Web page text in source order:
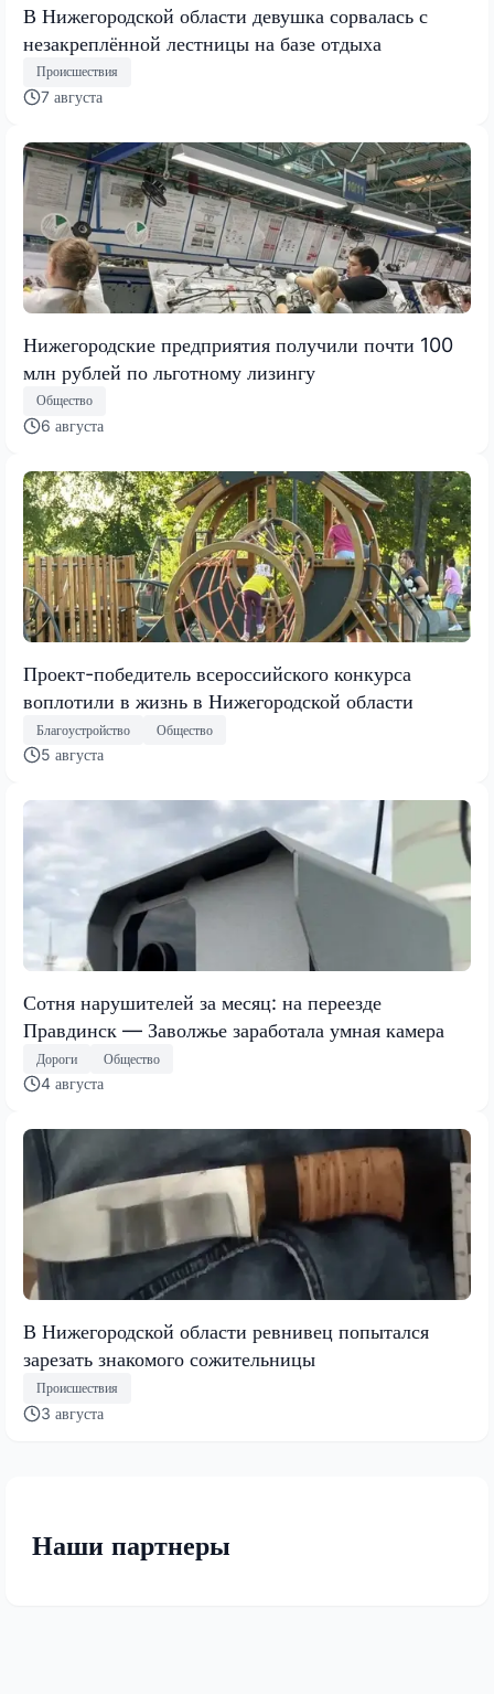
В Нижегородской области девушка сорвалась с
незакреплённой лестницы на базе отдыха
Происшествия
7 августа
Нижегородские предприятия получили почти 100
млн рублей по льготному лизингу
Общество
6 августа
Проект-победитель всероссийского конкурса
воплотили в жизнь в Нижегородской области
Благоустройство Общество
5 августа
Сотня нарушителей за месяц: на переезде
Правдинск — Заволжье заработала умная камера
Дороги Общество
4 августа
В Нижегородской области ревнивец попытался
зарезать знакомого сожительницы
Происшествия
3 августа
Наши партнеры